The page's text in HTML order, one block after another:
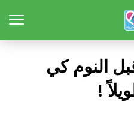
النوم كي
!